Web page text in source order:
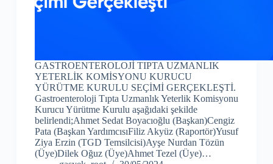
GASTROENTEROLOJİ TIPTA UZMANLIK
YETERLİK KOMİSYONU KURUCU
YÜRÜTME KURULU SEÇİMİ GERÇEKLEŞTİ.
Gastroenteroloji Tıpta Uzmanlık Yeterlik Komisyonu
Kurucu Yürütme Kurulu aşağıdaki şekilde
belirlendi;Ahmet Sedat Boyacıoğlu (Başkan)Cengiz
Pata (Başkan YardımcısıFiliz Akyüz (Raportör)Yusuf
Ziya Erzin (TGD Temsilcisi)Ayşe Nurdan Tözün
(Üye)Dilek Oğuz (Üye)Ahmet Tezel (Üye)…